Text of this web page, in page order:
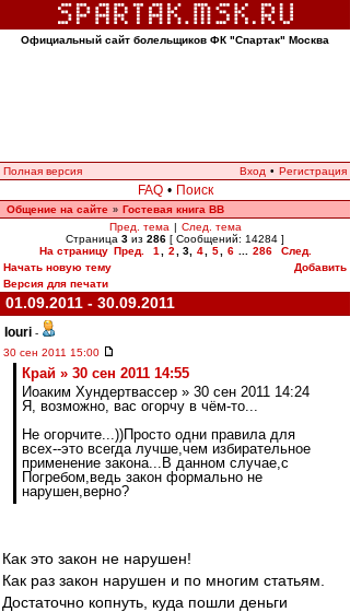
Официальный сайт болельщиков ФК "Спартак" Москва
Полная версия Вход • Регистрация
FAQ • Поиск
Общение на сайте » Гостевая книга ВВ
Пред. тема | След. тема
Страница 3 из 286 [ Сообщений: 14284 ]
На страницу Пред. 1 2 3, 4 5 6 286
След.
Начать новую тему
Добавить
Версия для печати
01.09.2011 - 30.09.2011
Iouri -
30 сен 2011 15:00
Край » 30 сен 2011 14:55
Иоаким Хундертвассер » 30 сен 2011 14:24
Я, возможно, вас огорчу в чём-то...
Не огорчите...))Просто одни правила для
всех--это всегда лучше,чем избирательное
применение закона...В данном случае,с
Погребом,ведь закон формально не
нарушен,верно?
Как это закон не нарушен!
Как раз закон нарушен и по многим статьям.
Достаточно копнуть, куда пошли деньги